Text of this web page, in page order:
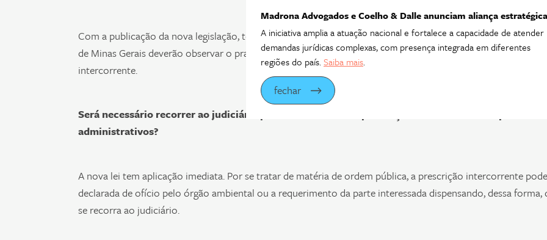
Com a publicação da nova legislação, todas as multas ambientais aplicadas pelos órgãos ambientais do Estado
de Minas Gerais deverão observar o prazo de julgamento, sob pena de cancelamento pela prescrição
intercorrente.
Será necessário recorrer ao judiciário para se reconhecer a prescrição intercorrente em processos
administrativos?
A nova lei tem aplicação imediata. Por se tratar de matéria de ordem pública, a prescrição intercorrente
declarada de ofício pelo órgão ambiental ou a requerimento da parte interessada dispensando, dessa forma,
se recorra ao judiciário.
Madrona Advogados e Coelho & Dalle anunciam aliança estratégica
A iniciativa amplia a atuação nacional e fortalece a capacidade de atender
demandas jurídicas complexas, com presença integrada em diferentes
regiões do país.Saiba mais.
fechar